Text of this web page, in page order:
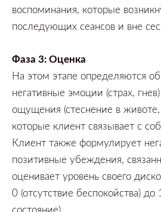
воспоминания, которые
последующих сеансов и вне
Фаза 3:Оценка
На этом этапе определяются
негативные эмоции (страх, гнев)
ощущения (стеснение в животе,
которые клиент связывает с
Клиент также формулирует
позитивные убеждения,
оценивает уровень своего
0 (отсутствие беспокойства) до
состояние).